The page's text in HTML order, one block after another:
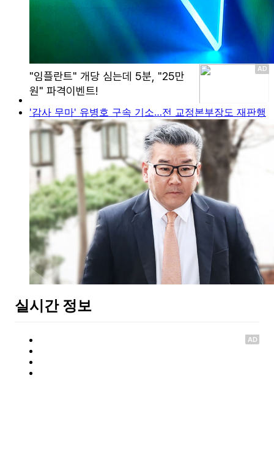
'감사 무마' 유병호 구속 기소…전 교정본부장도 재판행
실시간 정보
AD